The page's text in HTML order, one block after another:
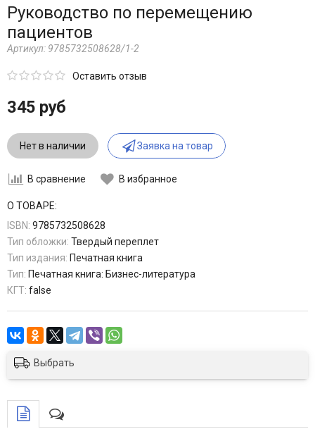
Руководство по перемещению
пациентов
Артикул: 9785732508628/1-2
Оставить отзыв
345 руб
Нет в наличии Заявка на товар
В сравнение В избранное
О ТОВАРЕ:
ISBN: 9785732508628
Тип обложки: Твердый переплет
Тип издания: Печатная книга
Тип: Печатная книга: Бизнес-литература
КГТ: false
Выбрать